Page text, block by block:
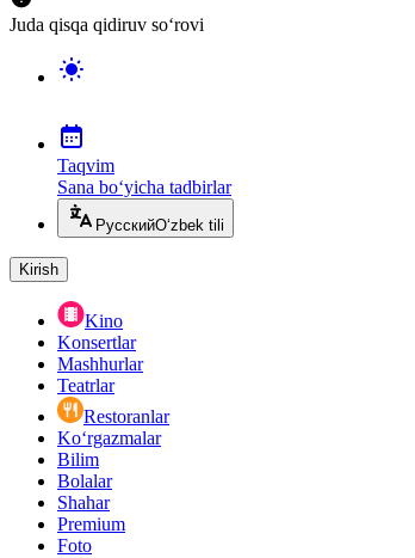
Juda qisqa qidiruv so‘rovi
Taqvim
Sana bo‘yicha tadbirlar
РусскийO‘zbek tili
Kirish
Kino
Konsertlar
Mashhurlar
Teatrlar
Restoranlar
Ko‘rgazmalar
Bilim
Bolalar
Shahar
Premium
Foto